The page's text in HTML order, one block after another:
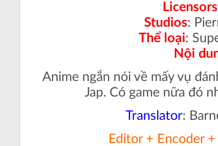
Licensors
Studios:
Thể loại:
Nội
Anime ngắn nói về mấy vụ
Jap. Có game nữa đó
Translator:
Editor + Encoder